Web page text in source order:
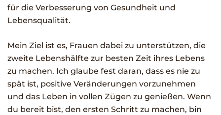
für die Verbesserung von Gesundheit und
Lebensqualität.
Mein Ziel ist es, Frauen dabei zu unterstützen, die
zweite Lebenshälfte zur besten Zeit ihres Lebens
zu machen. Ich glaube fest daran, dass es nie zu
spät ist, positive Veränderungen vorzunehmen
und das Leben in vollen Zügen zu genießen. Wenn
du bereit bist, den ersten Schritt zu machen, bin